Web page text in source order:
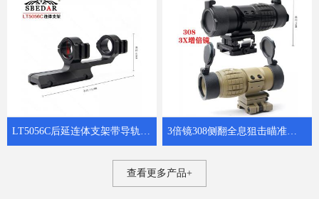
LT5056C后延连体支架带导轨瞄准镜夹具 3倍镜308侧翻全息狙击瞄准增倍镜
查看更多产品+